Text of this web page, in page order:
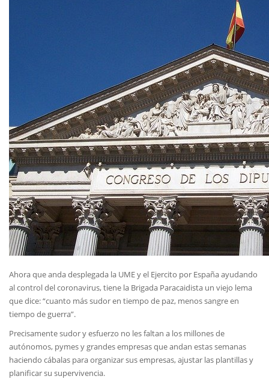
Ahora que anda desplegada la UME y el Ejercito por España ayudando
al control del coronavirus, tiene la Brigada Paracaidista un viejo lema
que dice: “cuanto más sudor en tiempo de paz, menos sangre en
tiempo de guerra”.
Precisamente sudor y esfuerzo no les faltan a los millones de
autónomos, pymes y grandes empresas que andan estas semanas
haciendo cábalas para organizar sus empresas, ajustar las plantillas y
planificar su supervivencia.